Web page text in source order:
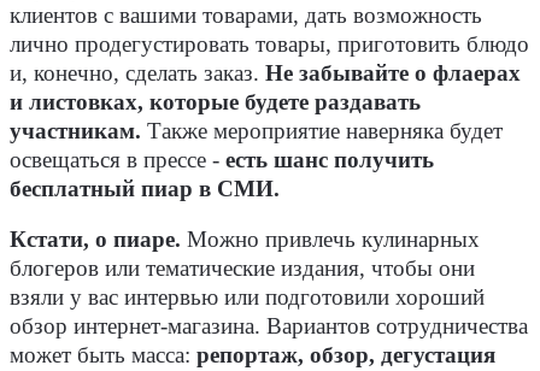
клиентов с вашими товарами, дать возможность
лично продегустировать товары, приготовить блюдо
и, конечно, сделать заказ. Не забывайте о флаерах
и листовках, которые будете раздавать
участникам. Также мероприятие наверняка будет
освещаться в прессе - есть шанс получить
бесплатный пиар в СМИ.
Кстати, о пиаре. Можно привлечь кулинарных
блогеров или тематические издания, чтобы они
взяли у вас интервью или подготовили хороший
обзор интернет-магазина. Вариантов сотрудничества
может быть масса: репортаж, обзор, дегустация